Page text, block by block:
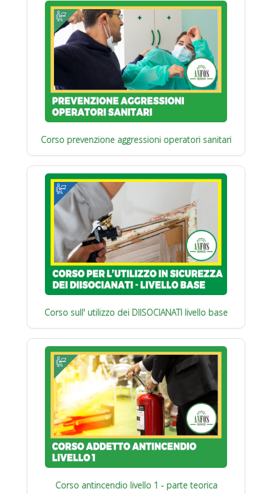
Corso prevenzione aggressioni operatori sanitari
Corso sull' utilizzo dei DIISOCIANATI livello base
Corso antincendio livello 1 - parte teorica